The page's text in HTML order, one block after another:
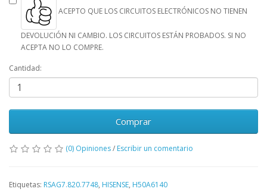
ACEPTO QUE LOS CIRCUITOS ELECTRÓNICOS NO TIENEN
DEVOLUCIÓN NI CAMBIO. LOS CIRCUITOS ESTÁN PROBADOS. SI NO
ACEPTA NO LO COMPRE.
Cantidad:
Comprar
(0) Opiniones/ Escribir un comentario
Etiquetas: RSAG7.820.7748, HISENSE, H50A6140